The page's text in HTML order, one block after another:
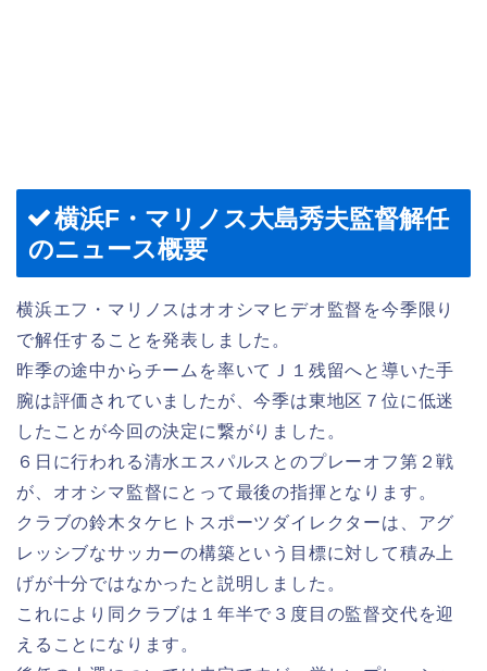
横浜F・マリノス大島秀夫監督解任
のニュース概要
横浜エフ・マリノスはオオシマヒデオ監督を今季限り
で解任することを発表しました。
昨季の途中からチームを率いてＪ１残留へと導いた手
腕は評価されていましたが、今季は東地区７位に低迷
したことが今回の決定に繋がりました。
６日に行われる清水エスパルスとのプレーオフ第２戦
が、オオシマ監督にとって最後の指揮となります。
クラブの鈴木タケヒトスポーツダイレクターは、アグ
レッシブなサッカーの構築という目標に対して積み上
げが十分ではなかったと説明しました。
これにより同クラブは１年半で３度目の監督交代を迎
えることになります。